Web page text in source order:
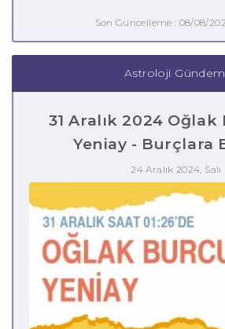
Son Güncelleme : 08/08/
Astroloji
31 Aralık 2024
Yeniay - Burçlara
24 Aralık 2024, Salı